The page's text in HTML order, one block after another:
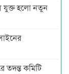
হলো নতুন
তদন্ত কমিটি